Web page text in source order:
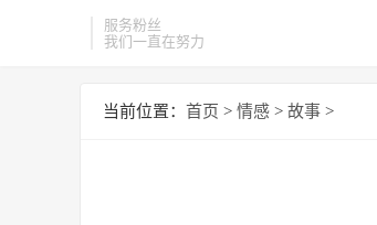
服务粉丝
我们一直在努力
当前位置： 首页 > 情感 > 故事 >